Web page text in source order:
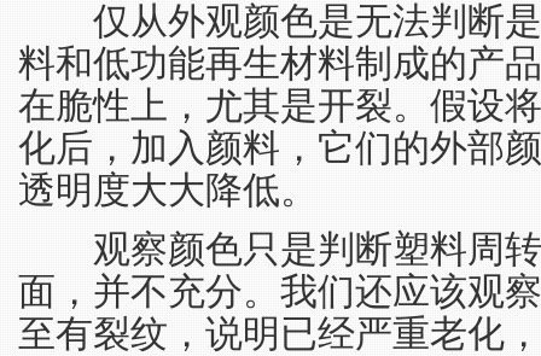
仅从外观颜色是无法判断是
料和低功能再生材料制成的产
在脆性上，尤其是开裂。假设
化后，加入颜料，它们的外部
透明度大大降低。
观察颜色只是判断塑料周转
面，并不充分。我们还应该观
至有裂纹，说明已经严重老化